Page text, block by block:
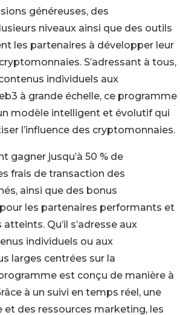
généreuses, des
niveaux ainsi que des outils
les partenaires à développer leur
S’adressant à tous,
individuels aux
à grande échelle, ce programme
modèle intelligent et évolutif qui
l’influence des cryptomonnaies.
gagner jusqu’à 50 % de
frais de transaction des
ainsi que des bonus
les partenaires performants et
Qu’il s’adresse aux
individuels ou aux
larges centrées sur la
est conçu de manière à
à un suivi en temps réel, une
et des ressources marketing, les